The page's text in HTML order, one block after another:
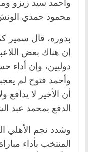
وأحمد سيد زيزو
محمود حمدي الونش
بدوره، قال سمير
إن هناك بعض
دوليين، وإن أداء
وأحمد فتوح لم
أن الأخير لا
الدفع بمحمد عبد
وشدد نجم الأهلي
المنتخب بأداء